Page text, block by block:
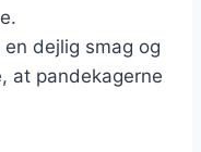
en dejlig smag og
at pandekagerne